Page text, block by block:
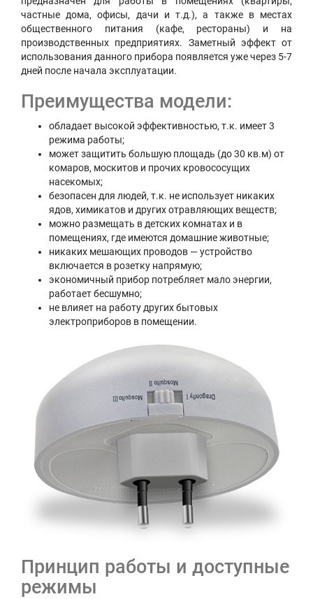
частные дома, офисы, дачи и т.д.), а также в местах
общественного питания (кафе, рестораны) и на
производственных предприятиях. Заметный эффект от
использования данного прибора появляется уже через 5-7
дней после начала эксплуатации.
Преимущества модели:
обладает высокой эффективностью, т.к. имеет 3
режима работы;
может защитить большую площадь (до 30 кв.м) от
комаров, москитов и прочих кровососущих
насекомых;
безопасен для людей, т.к. не использует никаких
ядов, химикатов и других отравляющих веществ;
можно размещать в детских комнатах и в
помещениях, где имеются домашние животные;
никаких мешающих проводов — устройство
включается в розетку напрямую;
экономичный прибор потребляет мало энергии,
работает бесшумно;
не влияет на работу других бытовых
электроприборов в помещении.
Принцип работы и доступные
режимы